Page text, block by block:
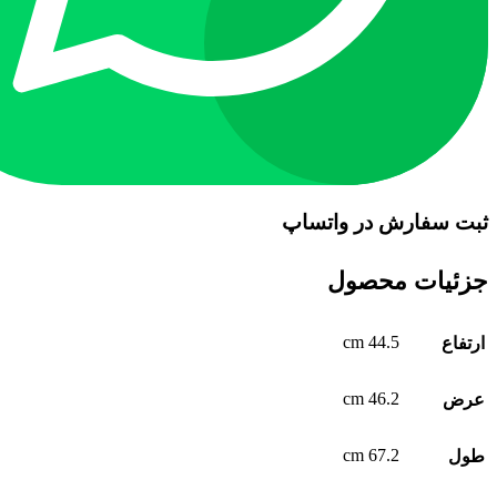
ثبت سفارش در واتساپ
جزئیات محصول
ارتفاع 44.5 cm
عرض 46.2 cm
طول 67.2 cm